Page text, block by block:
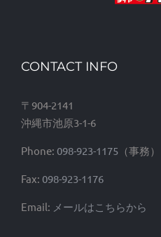
CONTACT INFO
〒904-2141
沖縄市池原3-1-6
Phone: 098-923-1175
Fax: 098-923-1176
Email: メールはこちらから